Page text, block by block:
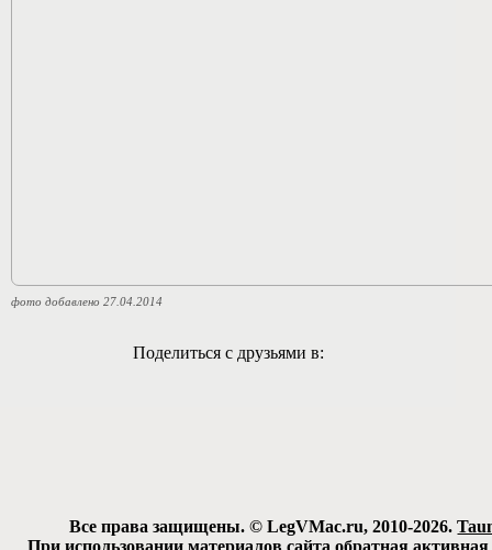
фото добавлено 27.04.2014
Поделиться с друзьями в:
Все права защищены. © LegVMac.ru, 2010-2026.
При использовании материалов сайта обратная